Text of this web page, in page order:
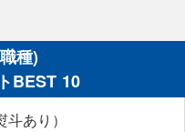
種)
BEST 10
あり）